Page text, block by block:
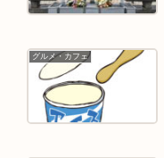
グルメ・カフェ